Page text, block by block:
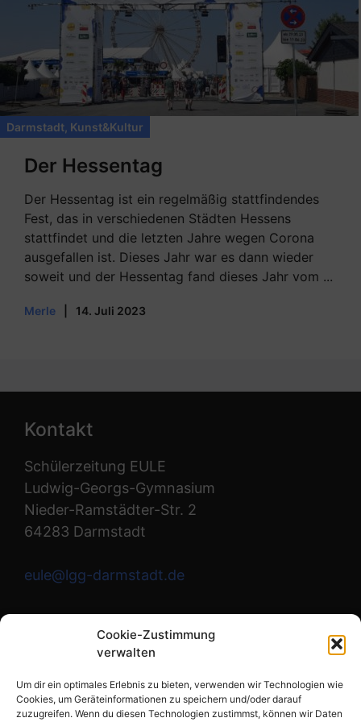
Cookie-Zustimmung
verwalten
Um dir ein optimales Erlebnis zu bieten, verwenden wir Technologien wie
Cookies, um Geräteinformationen zu speichern und/oder darauf
zuzugreifen. Wenn du diesen Technologien zustimmst, können wir Daten
Darmstadt Kunst&Kultur
Der Hessentag
Der Hessentag ist ein regelmäßig stattfindendes
Fest, das in verschiedenen Städten Hessens
stattfindet und die letzten Jahre wegen Corona
ausgefallen ist. Dieses Jahr war es dann wieder
soweit und der Hessentag fand dieses Jahr vom ...
Merle 14. Juli 2023
Kontakt
Schülerzeitung EULE
Ludwig-Georgs-Gymnasium
Nieder-Ramstädter-Str. 2
64283 Darmstadt
eule@lgg-darmstadt.de
Wir sind die Redaktion.
Instagram